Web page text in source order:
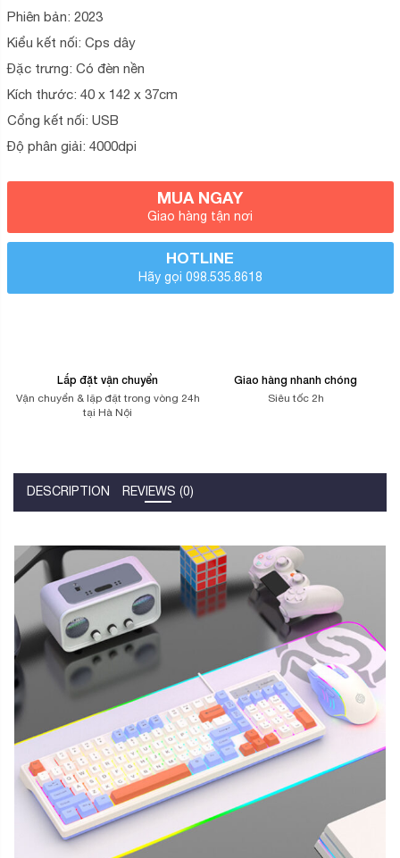
Phiên bản: 2023
Kiểu kết nối: Cps dây
Đặc trưng: Có đèn nền
Kích thước: 40 x 142 x 37cm
Cổng kết nối: USB
Độ phân giải: 4000dpi
MUA NGAY
Giao hàng tận nơi
HOTLINE
Hãy gọi 098.535.8618
Lắp đặt vận chuyển
Vận chuyển & lặp đặt trong vòng 24h
tại Hà Nội
Giao hàng nhanh chóng
Siêu tốc 2h
DESCRIPTION REVIEWS (0)